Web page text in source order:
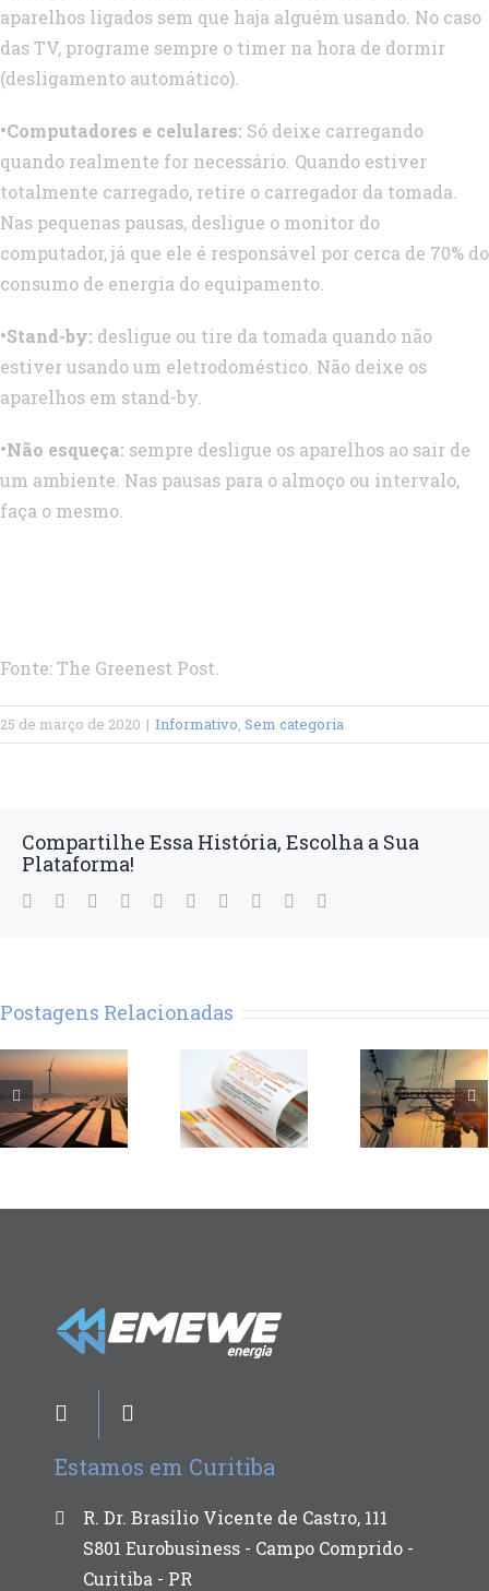
aparelhos ligados sem que haja alguém usando. No caso
das TV, programe sempre o timer na hora de dormir
(desligamento automático).
•Computadores e celulares: Só deixe carregando
quando realmente for necessário. Quando estiver
totalmente carregado, retire o carregador da tomada.
Nas pequenas pausas, desligue o monitor do
computador, já que ele é responsável por cerca de 70% do
consumo de energia do equipamento.
•Stand-by: desligue ou tire da tomada quando não
estiver usando um eletrodoméstico. Não deixe os
aparelhos em stand-by.
•Não esqueça: sempre desligue os aparelhos ao sair de
um ambiente. Nas pausas para o almoço ou intervalo,
faça o mesmo.
Fonte: The Greenest Post.
25 de março de 2020 | Informativo, Sem categoria
Compartilhe Essa História, Escolha a Sua
Plataforma!
Facebook
TwitterLinkedIn
Reddit WhatsApp
TumblrPinterest Xing
Postagens Relacionadas
Estamos em Curitiba
R. Dr. Brasílio Vicente de Castro, 111
S801 Eurobusiness - Campo Comprido -
Curitiba - PR